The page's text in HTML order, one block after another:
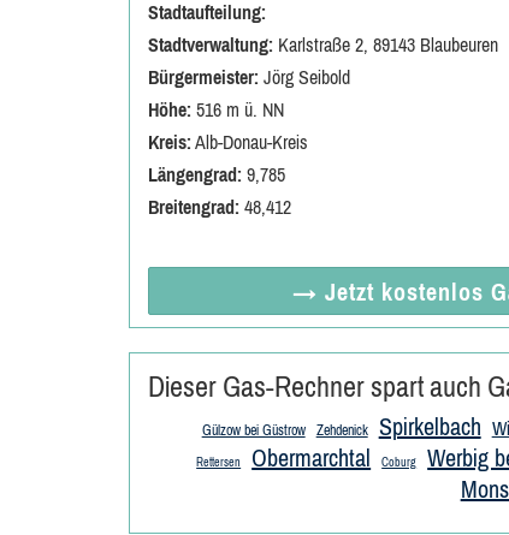
Stadtaufteilung:
Stadtverwaltung: Karlstraße 2, 89143 Blaubeuren
Bürgermeister: Jörg Seibold
Höhe: 516 m ü. NN
Kreis: Alb-Donau-Kreis
Längengrad: 9,785
Breitengrad: 48,412
→ Jetzt kostenlos
Dieser Gas-Rechner spart auch
Gülzow bei Güstrow Zehdenick Spirkelbach
Rettersen Obermarchtal Coburg Werbig